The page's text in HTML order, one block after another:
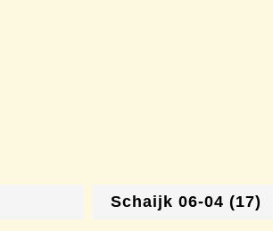
Schaijk 06-04 (17)